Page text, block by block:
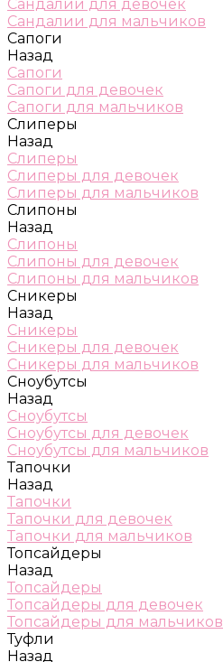
Сандалии для девочек
Сандалии для мальчиков
Сапоги
Назад
Сапоги
Сапоги для девочек
Сапоги для мальчиков
Слиперы
Назад
Слиперы
Слиперы для девочек
Слиперы для мальчиков
Слипоны
Назад
Слипоны
Слипоны для девочек
Слипоны для мальчиков
Сникеры
Назад
Сникеры
Сникеры для девочек
Сникеры для мальчиков
Сноубутсы
Назад
Сноубутсы
Сноубутсы для девочек
Сноубутсы для мальчиков
Тапочки
Назад
Тапочки
Тапочки для девочек
Тапочки для мальчиков
Топсайдеры
Назад
Топсайдеры
Топсайдеры для девочек
Топсайдеры для мальчиков
Туфли
Назад